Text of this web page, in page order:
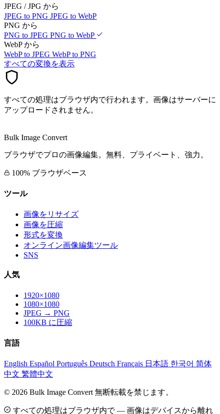
JPEG / JPG から
JPEG to PNG JPEG to WebP
PNG から
PNG to JPEG PNG to WebP
WebP から
WebP to JPEG WebP to PNG
すべての変換を表示
すべての処理はブラウザ内で行われます。画像はサーバーに
アップロードされません。
Bulk Image Convert
ブラウザでプロの画像編集。無料、プライベート、強力。
100% ブラウザベース
ツール
画像をリサイズ
画像を圧縮
形式を変換
オンライン画像編集ツール
SNS
人気
1920×1080
1080×1080
JPEG → PNG
100KB に圧縮
言語
English Español Português Deutsch Français 日本語 한국어 简体
中文 繁體中文
© 2026 Bulk Image Convert 無断転載を禁じます。
すべての処理はブラウザ内で — 画像はデバイスから離れ